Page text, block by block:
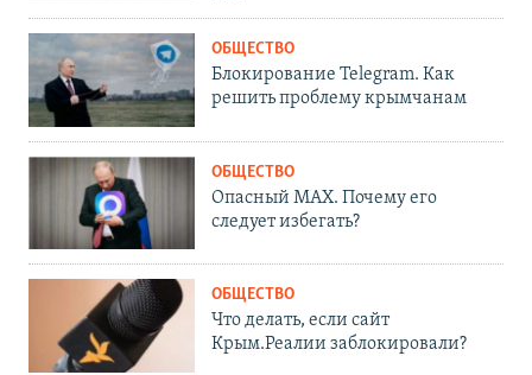
ОБЩЕСТВО
Блокирование Telegram. Как
решить проблему крымчанам
ОБЩЕСТВО
Опасный MAX. Почему его
следует избегать?
ОБЩЕСТВО
Что делать, если сайт
Крым.Реалии заблокировали?